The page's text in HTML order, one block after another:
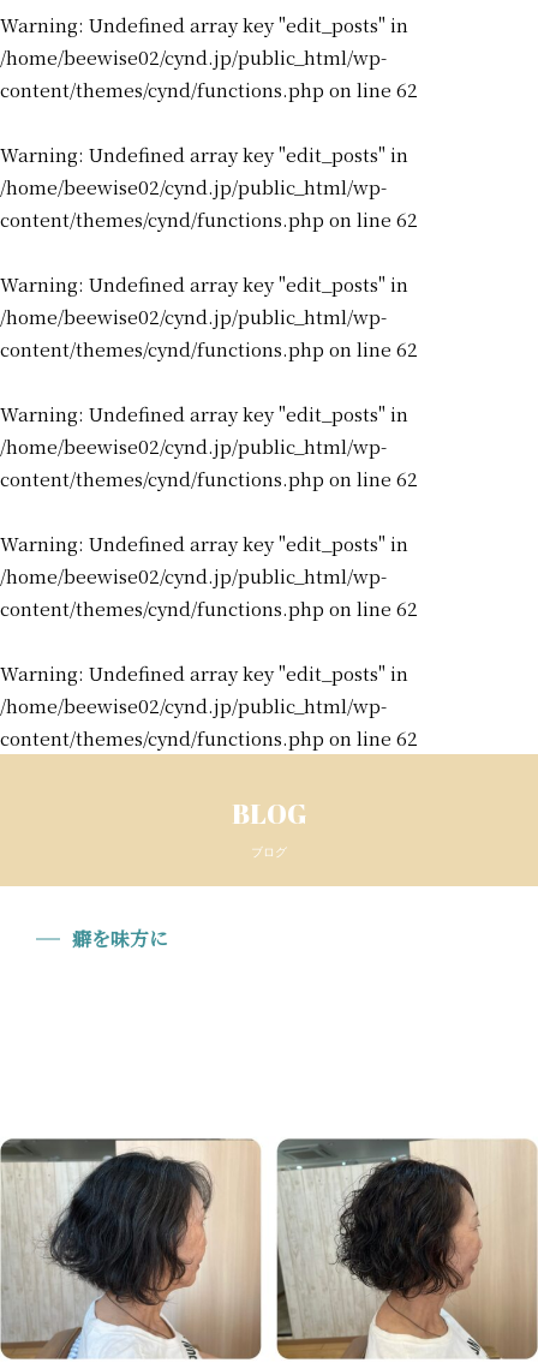
Warning: Undefined array key "edit_posts" in
/home/beewise02/cynd.jp/public_html/wp-
content/themes/cynd/functions.php on line 62
Warning: Undefined array key "edit_posts" in
/home/beewise02/cynd.jp/public_html/wp-
content/themes/cynd/functions.php on line 62
Warning: Undefined array key "edit_posts" in
/home/beewise02/cynd.jp/public_html/wp-
content/themes/cynd/functions.php on line 62
Warning: Undefined array key "edit_posts" in
/home/beewise02/cynd.jp/public_html/wp-
content/themes/cynd/functions.php on line 62
Warning: Undefined array key "edit_posts" in
/home/beewise02/cynd.jp/public_html/wp-
content/themes/cynd/functions.php on line 62
Warning: Undefined array key "edit_posts" in
/home/beewise02/cynd.jp/public_html/wp-
content/themes/cynd/functions.php on line 62
BLOG
ブログ
癖を味方に